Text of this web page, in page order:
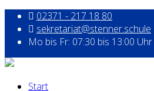
02371 - 217 18 80
sekretariat@stenner.schule
Mo bis Fr: 07:30 bis 13:00 Uhr
Start